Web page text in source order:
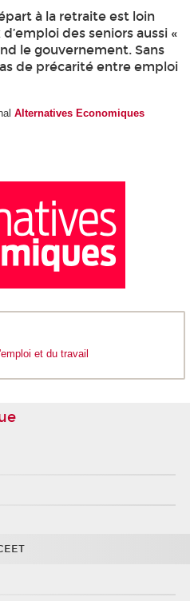
à la retraite est loin
des seniors aussi «
le gouvernement. Sans
de précarité entre emploi
Alternatives Economiques
et du travail